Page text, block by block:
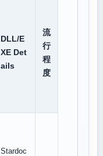
DLL/E
XE Det
ails
流
行
程
度
Stardoc